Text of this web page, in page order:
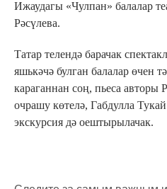
Ижаудагы «Чулпан» балалар
Рәсүлева.
Татар телендә барачак
яшькәчә булган балалар өчен
караганнан соң, пьеса
очрашу көтелә, Габдулла
экскурсия дә оештырылачак.